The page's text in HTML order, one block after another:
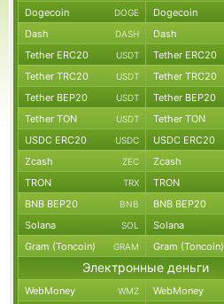
Dogecoin DOGE Dogecoin
Dash DASH Dash
Tether ERC20 USDT Tether ERC20
Tether TRC20 USDT Tether TRC20
Tether BEP20 USDT Tether BEP20
Tether TON USDT Tether TON
USDC ERC20 USDC USDC ERC20
Zcash ZEC Zcash
TRON TRX TRON
BNB BEP20 BNB BNB BEP20
Solana SOL Solana
Gram (Toncoin) GRAM Gram (Toncoin)
Электронные деньги
WebMoney WMZ WebMoney